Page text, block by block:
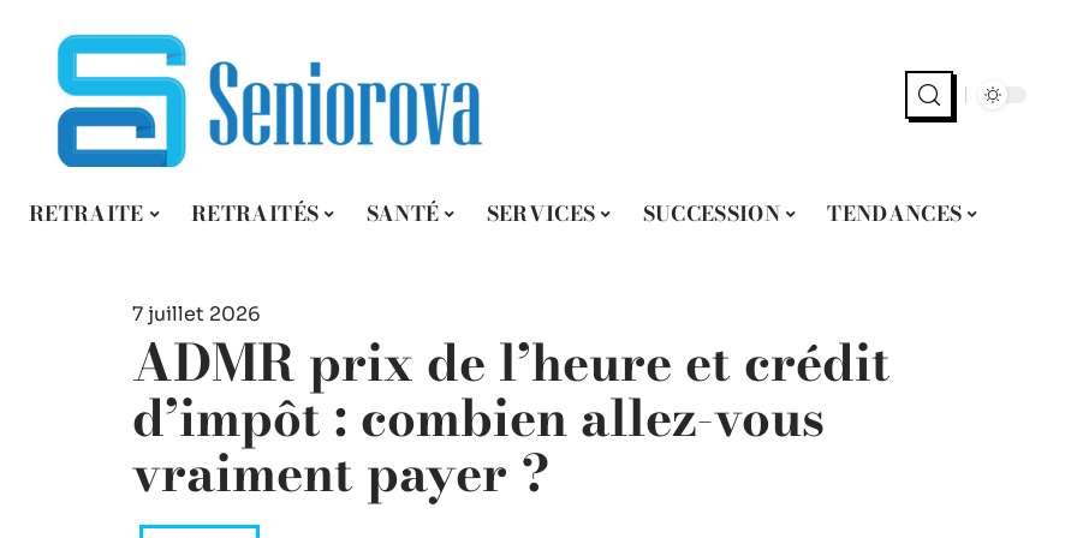
RETRAITE RETRAITÉS SANTÉ SERVICES SUCCESSION TENDANCES
7 juillet 2026
ADMR prix de l’heure et crédit
d’impôt : combien allez-vous
vraiment payer ?